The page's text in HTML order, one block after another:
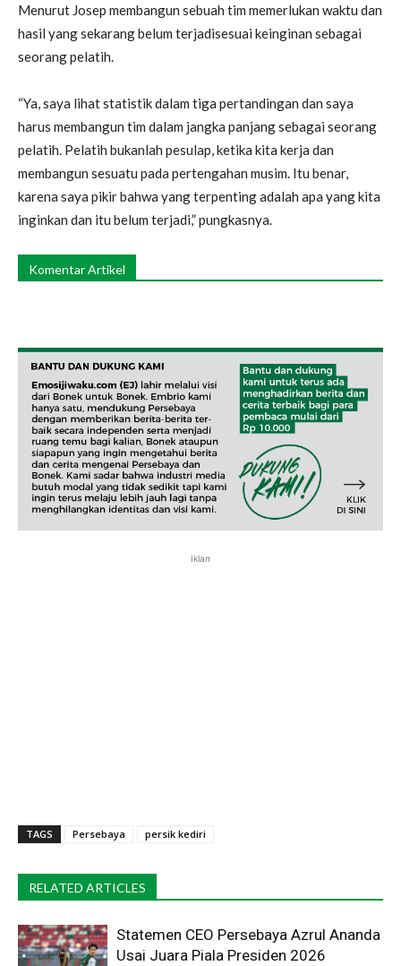
Menurut Josep membangun sebuah tim memerlukan waktu dan
hasil yang sekarang belum terjadisesuai keinginan sebagai
seorang pelatih.
“Ya, saya lihat statistik dalam tiga pertandingan dan saya
harus membangun tim dalam jangka panjang sebagai seorang
pelatih. Pelatih bukanlah pesulap, ketika kita kerja dan
membangun sesuatu pada pertengahan musim. Itu benar,
karena saya pikir bahwa yang terpenting adalah apa yang kita
inginkan dan itu belum terjadi,” pungkasnya.
Komentar Artikel
Iklan
TAGS Persebaya persik kediri
RELATED ARTICLES
Statemen CEO Persebaya Azrul Ananda
Usai Juara Piala Presiden 2026